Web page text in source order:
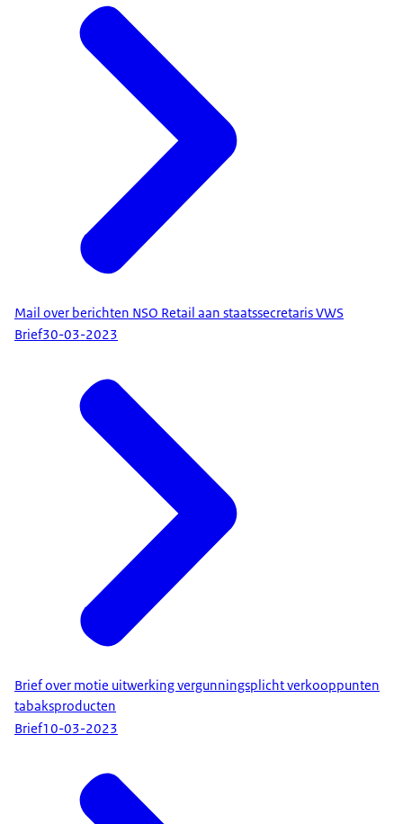
Mail over berichten NSO Retail aan staatssecretaris VWS
Brief30-03-2023
Brief over motie uitwerking vergunningsplicht verkooppunten
tabaksproducten
Brief10-03-2023